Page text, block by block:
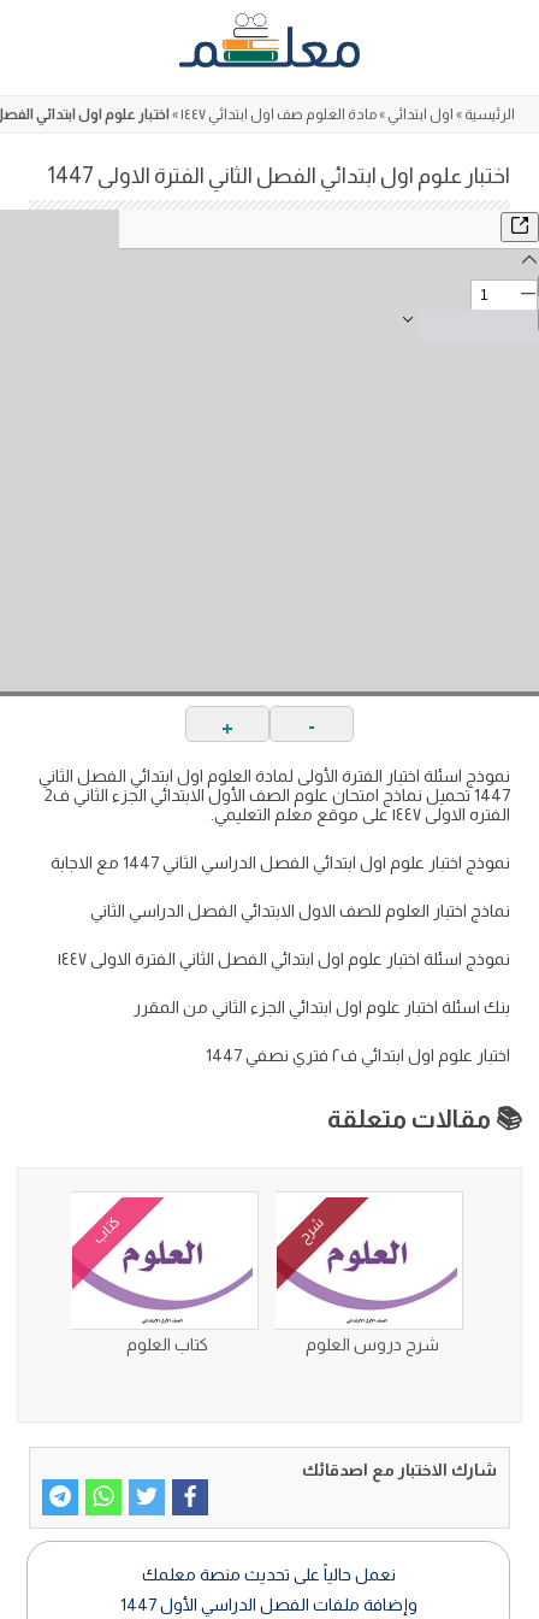
الرئيسية » اول ابتدائي »مادة العلوم صف اول ابتدائي ١٤٤٧ » اختبار علوم اول ابتدائي الفصل
اختبار علوم اول ابتدائي الفصل الثاني الفترة الاولى 1447
-
+
نموذج اسئلة اختبار الفترة الأولى لمادة العلوم اول ابتدائي الفصل الثاني
1447 تحميل نماذج امتحان علوم الصف الأول الابتدائي الجزء الثاني ف2
الفتره الاولى ١٤٤٧ على موقع معلم التعليمي.
نموذج اختبار علوم اول ابتدائي الفصل الدراسي الثاني 1447 مع الاجابة
نماذج اختبار العلوم للصف الاول الابتدائي الفصل الدراسي الثاني
نموذج اسئلة اختبار علوم اول ابتدائي الفصل الثاني الفترة الاولى ١٤٤٧
بنك اسئلة اختبار علوم اول ابتدائي الجزء الثاني من المقرر
اختبار علوم اول ابتدائي ف٢ فتري نصفي 1447
📚 مقالات متعلقة
شرح
شرح دروس العلوم
كتاب
كتاب العلوم
شارك الاختبار مع اصدقائك
نعمل حالياً على تحديث منصة معلمك
وإضافة ملفات الفصل الدراسي الأول 1447